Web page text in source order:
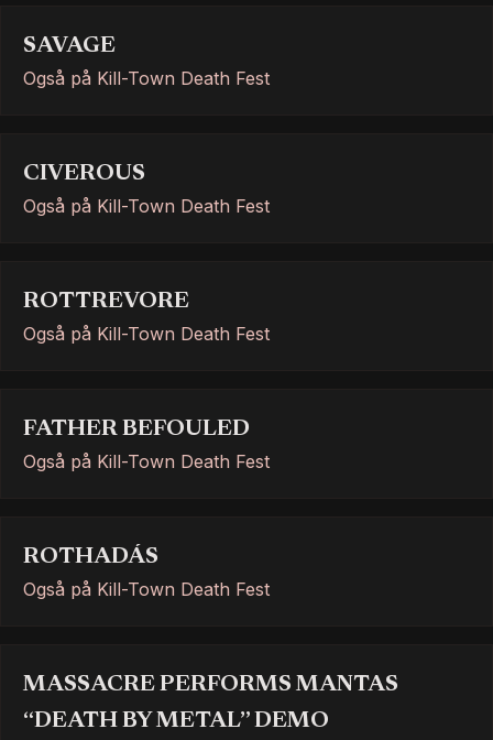
SAVAGE
Også på Kill-Town Death Fest
CIVEROUS
Også på Kill-Town Death Fest
ROTTREVORE
Også på Kill-Town Death Fest
FATHER BEFOULED
Også på Kill-Town Death Fest
ROTHADÁS
Også på Kill-Town Death Fest
MASSACRE PERFORMS MANTAS
“DEATH BY METAL” DEMO